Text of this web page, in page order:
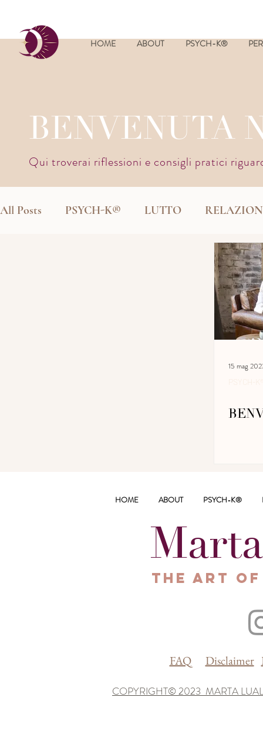
HOME ABOUT PSYCH-K®
BENVENUTA
Qui troverai riflessioni e consigli pratici
All Posts PSYCH-K® LUTTO
15 mag
The Art
HOME ABOUT PSYCH-K®
FAQ Disclaimer
COPYRIGHT© 2023 MARTA